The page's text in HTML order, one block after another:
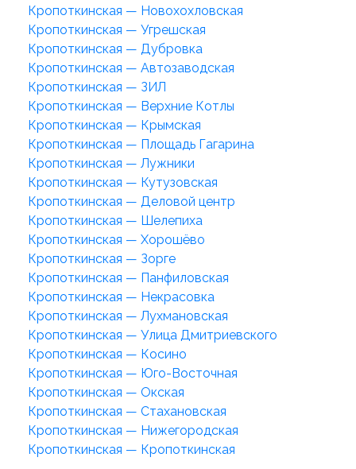
Кропоткинская — Новохохловская
Кропоткинская — Угрешская
Кропоткинская — Дубровка
Кропоткинская — Автозаводская
Кропоткинская — ЗИЛ
Кропоткинская — Верхние Котлы
Кропоткинская — Крымская
Кропоткинская — Площадь Гагарина
Кропоткинская — Лужники
Кропоткинская — Кутузовская
Кропоткинская — Деловой центр
Кропоткинская — Шелепиха
Кропоткинская — Хорошёво
Кропоткинская — Зорге
Кропоткинская — Панфиловская
Кропоткинская — Некрасовка
Кропоткинская — Лухмановская
Кропоткинская — Улица Дмитриевского
Кропоткинская — Косино
Кропоткинская — Юго-Восточная
Кропоткинская — Окская
Кропоткинская — Стахановская
Кропоткинская — Нижегородская
Кропоткинская — Кропоткинская